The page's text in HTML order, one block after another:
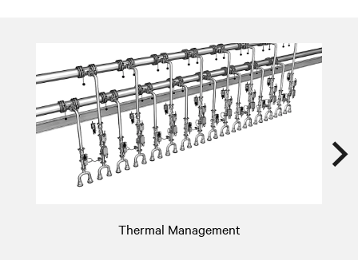
Thermal Management